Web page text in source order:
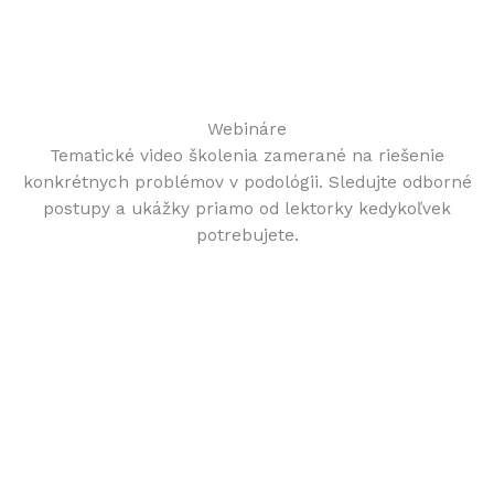
Webináre
Tematické video školenia zamerané na riešenie
konkrétnych problémov v podológii. Sledujte odborné
postupy a ukážky priamo od lektorky kedykoľvek
potrebujete.